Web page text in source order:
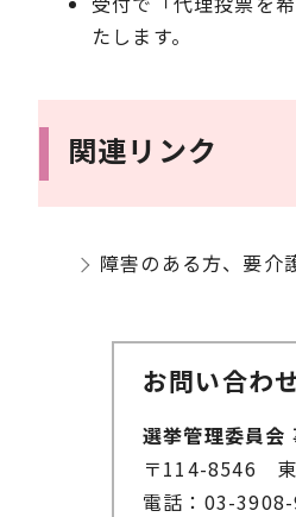
たします。
関連リンク
障害のある方、要介
お問い合わ
選挙管理委員会
〒114-8546 東
電話：03-